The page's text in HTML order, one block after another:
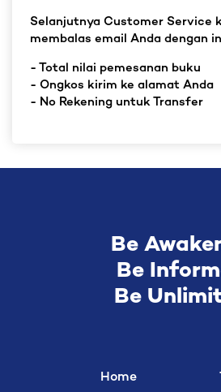
Selanjutnya Customer Service
membalas email Anda dengan
- Total nilai pemesanan buku
- Ongkos kirim ke alamat Anda
- No Rekening untuk Transfer
Be
Be
Be
Home